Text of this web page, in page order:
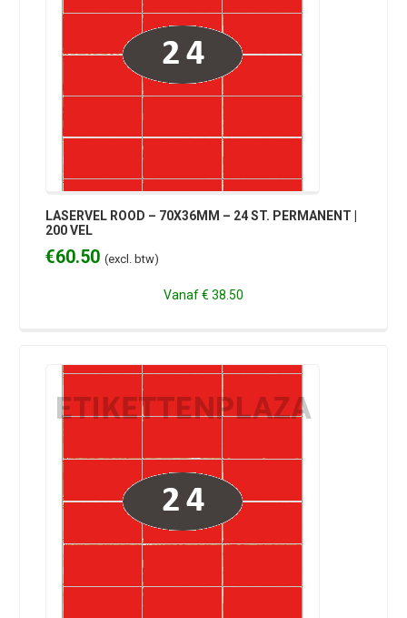
LASERVEL ROOD – 70X36MM – 24 ST. PERMANENT |
200 VEL
€60.50 (excl. btw)
Vanaf€ 38.50